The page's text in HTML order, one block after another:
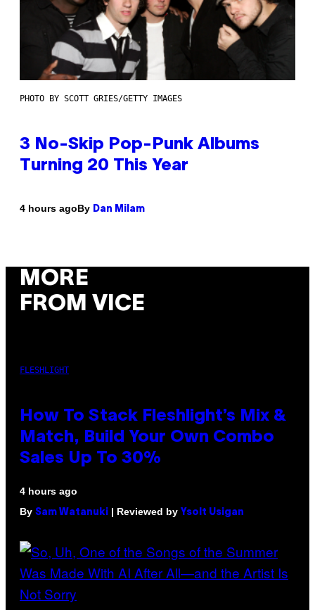
PHOTO BY SCOTT GRIES/GETTY IMAGES
3 No-Skip Pop-Punk Albums
Turning 20 This Year
4 hours agoBy Dan Milam
MORE
FROM VICE
FLESHLIGHT
How To Stack Fleshlight’s Mix &
Match, Build Your Own Combo
Sales Up To 30%
4 hours ago
By Sam Watanuki | Reviewed by Ysolt Usigan